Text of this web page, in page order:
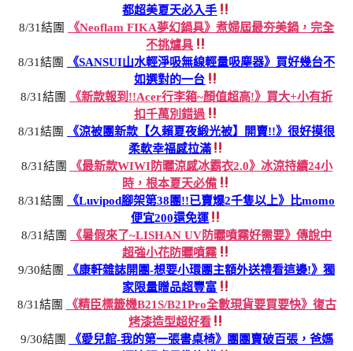
都超美夏天必入手
8/31結團
《Neoflam FIKA夢幻鍋具》煮婦屆最夯美鍋，完全
不挑爐具
8/31結團
《SANSUI山水輕淨吸無線輕量吸塵器》買好幾台不
如選對的一台
8/31結團
《新款報到!!Acer行李箱~顏值超高!》買大+小有折
扣千萬別錯過
8/31結團
《涼被團新款【久賴夏夜緞光被】開賣!!》很好摸很
柔軟幸福感拉滿
8/31結團
《最新款WIWI防曬涼感冰霸衣2.0》冰涼持續24小
時，根本夏天必備
8/31結團
《Luvipod腳架第38團!!已賣爆2千隻以上》比momo
便宜200還免運
8/31結團
《暑假來了~LISHAN UV防曬噴霧好需要》傳說中
超強小花防曬噴霧
9/30結團
《康軒雜誌開團-想要小環團主額外送禮看這邊!》獨
家限量贈品超豐富
8/31結團
《精臣標籤機B21S/B21Pro全數現貨要買要快》復古
烤漆造型超好看
9/30結團
《愛兒館-我的第一張書桌椅》團團賣破百張，爸媽